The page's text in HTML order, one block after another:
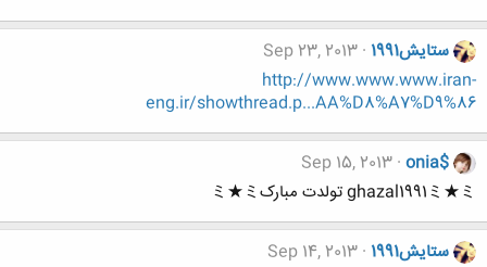
ستایش1991
Sep 23, 2013
http://www.www.www.iran-
eng.ir/showthread.p...AA%D8%A7%D9%86
onia$
Sep 15, 2013
ghazal1991ミ★ミ تولدت مبارکミ★ミ
ستایش1991
Sep 14, 2013